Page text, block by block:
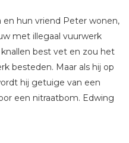
en hun vriend Peter wonen,
met illegaal vuurwerk
best vet en zou het
besteden. Maar als hij op
hij getuige van een
een nitraatbom. Edwing
school illegaal vuurwerk